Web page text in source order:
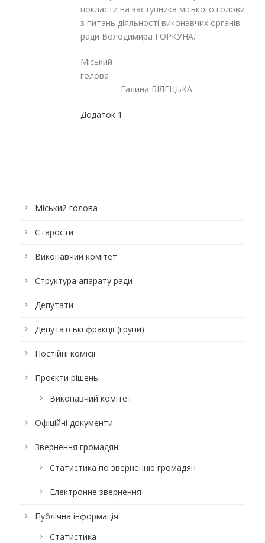
покласти на заступника міського голови
з питань діяльності виконавчих органів
ради Володимира ГОРКУНА.
Міський
Галина БІЛЕЦЬКА
Додаток 1
Міський голова
Старости
Виконавчий комітет
Структура апарату ради
Депутати
Депутатські фракції (групи)
Постійні комісії
Проєкти рішень
Виконавчий комітет
Офіційні документи
Звернення громадян
Статистика по зверненню громадян
Електронне звернення
Публічна інформація
Статистика